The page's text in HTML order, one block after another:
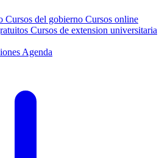
Cursos del gobierno Cursos online
Cursos de extension universitaria
Agenda